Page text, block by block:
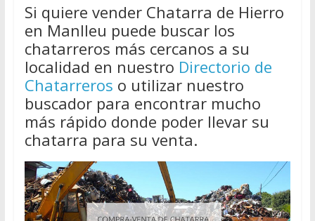
Si quiere vender Chatarra de Hierro
en Manlleu puede buscar los
chatarreros más cercanos a su
localidad en nuestro Directorio de
Chatarreros o utilizar nuestro
buscador para encontrar mucho
más rápido donde poder llevar su
chatarra para su venta.